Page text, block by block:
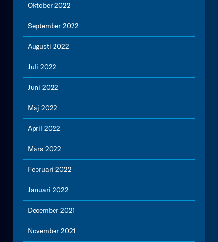
Oktober 2022
September 2022
Augusti 2022
Juli 2022
Juni 2022
Maj 2022
April 2022
Mars 2022
Februari 2022
Januari 2022
December 2021
November 2021